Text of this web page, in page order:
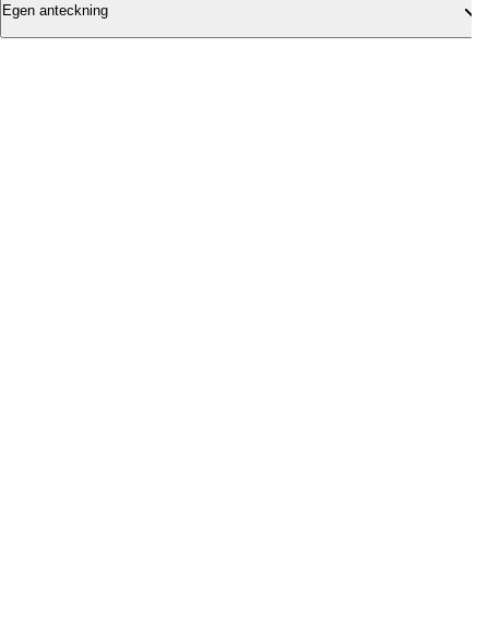
Egen anteckning